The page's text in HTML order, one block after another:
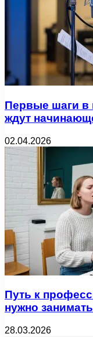
Первые шаги в
ждут
02.04.2026
Путь к
нужно
28.03.2026